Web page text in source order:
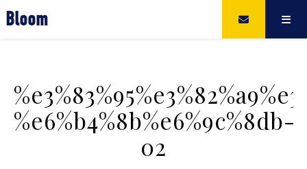
Bloom
%e6%b4%8b%e6%9c%8db-
02